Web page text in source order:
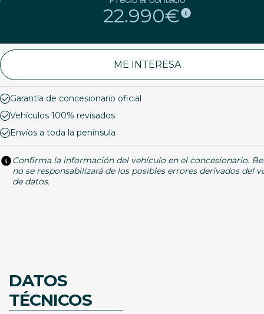
22.990€
ME INTERESA
Garantía de concesionario oficial
Vehículos 100% revisados
Envíos a toda la península
Confirma la información del vehículo en el concesionario.
no se responsabilizará de los posibles errores derivados del
de datos.
DATOS
TÉCNICOS